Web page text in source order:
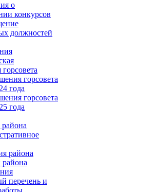
о
конкурсов
должностей
горсовета
года
горсовета
года
района
перечень и